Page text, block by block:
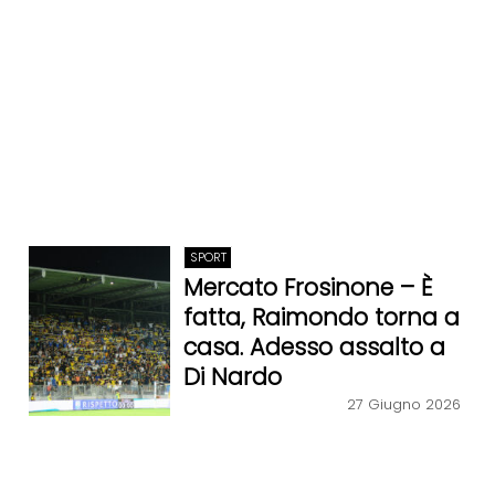
SPORT
Mercato Frosinone – È
fatta, Raimondo torna a
casa. Adesso assalto a
Di Nardo
27 Giugno 2026